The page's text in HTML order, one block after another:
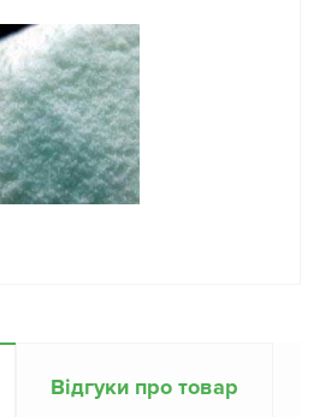
Відгуки про товар